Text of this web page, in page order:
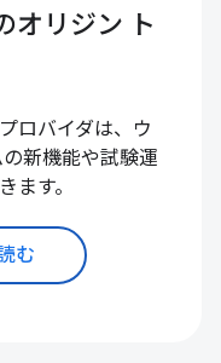
オリジン ト
ロバイダは、ウ
新機能や試験運
ます。
む